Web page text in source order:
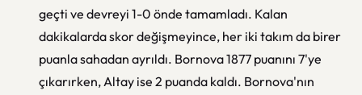
geçti ve devreyi 1-0 önde tamamladı. Kalan
dakikalarda skor değişmeyince, her iki takım da birer
puanla sahadan ayrıldı. Bornova 1877 puanını 7'ye
çıkarırken, Altay ise 2 puanda kaldı. Bornova'nın